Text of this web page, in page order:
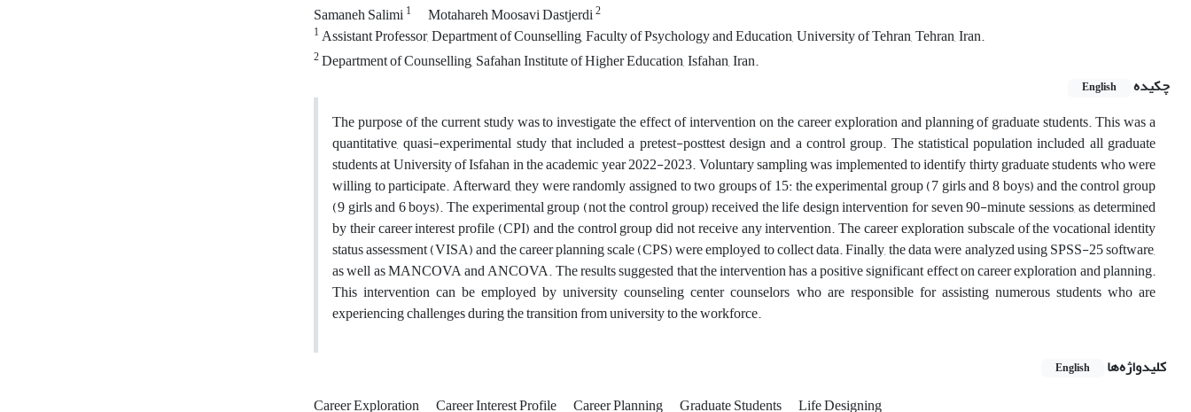
Samaneh Salimi1 Motahareh Moosavi Dastjerdi2
1Assistant Professor, Department of Counselling, Faculty of Psychology and Education, University of Tehran, Tehran, Iran.
2Department of Counselling, Safahan Institute of Higher Education, Isfahan, Iran.
چکیده
English
The purpose of the current study was to investigate the effect of intervention on the career exploration and planning of graduate students. This was a
quantitative, quasi-experimental study that included a pretest-posttest design and a control group. The statistical population included all graduate
students at University of Isfahan in the academic year 2022-2023. Voluntary sampling was implemented to identify thirty graduate students who were
willing to participate. Afterward, they were randomly assigned to two groups of 15: the experimental group (7 girls and 8 boys) and the control group
(9 girls and 6 boys). The experimental group (not the control group) received the life design intervention for seven 90-minute sessions, as determined
by their career interest profile (CPI) and the control group did not receive any intervention. The career exploration subscale of the vocational identity
status assessment (VISA) and the career planning scale (CPS) were employed to collect data. Finally, the data were analyzed using SPSS-25 software,
as well as MANCOVA and ANCOVA. The results suggested that the intervention has a positive significant effect on career exploration and planning.
This intervention can be employed by university counseling center counselors who are responsible for assisting numerous students who are
experiencing challenges during the transition from university to the workforce.
کلیدواژه‌ها
English
Career Exploration Career Interest Profile Career Planning Graduate Students Life Designing